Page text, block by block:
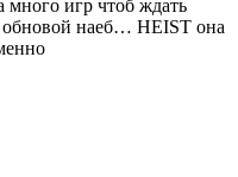
много игр чтоб ждать
наеб… HEIST она